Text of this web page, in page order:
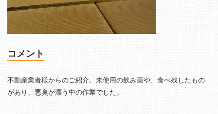
コメント
不動産業者様からのご紹介。未使用の飲み薬や、食べ残したもの
があり、悪臭が漂う中の作業でした。